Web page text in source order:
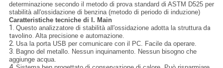
determinazione secondo il metodo di prova standard di ASTM D525 per
stabilità all'ossidazione di benzina (metodo di periodo di induzione)
Caratteristiche tecniche di I. Main
1. Questo analizzatore di stabilità all'ossidazione adotta la strutturada
tavolino. Alta precisione e automazione.
2. Usa la porta USB per comunicare con il PC. Facile da operare.
3. Bagno del metallo. Nessun inquinamento. Nessun bisogno che
aggiunge acqua.